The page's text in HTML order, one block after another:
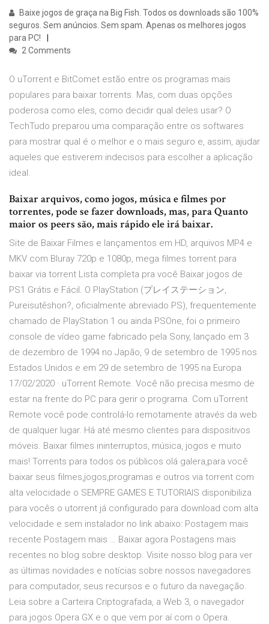
Baixe jogos de graça na Big Fish. Todos os downloads são 100%
seguros. Sem anúncios. Sem spam. Apenas os melhores jogos
para PC!
2 Comments
O uTorrent e BitComet estão entre os programas mais
populares para baixar torrents. Mas, com duas opções
poderosa como eles, como decidir qual deles usar? O
TechTudo preparou uma comparação entre os softwares
para mostrar qual é o melhor e o mais seguro e, assim, ajudar
aqueles que estiverem indecisos para escolher a aplicação
ideal.
Baixar arquivos, como jogos, música e filmes por
torrentes, pode se fazer downloads, mas, para Quanto
maior os peers são, mais rápido ele irá baixar.
Site de Baixar Filmes e lançamentos em HD, arquivos MP4 e
MKV com Bluray 720p e 1080p, mega filmes torrent para
baixar via torrent Lista completa pra você Baixar jogos de
PS1 Grátis e Fácil. O PlayStation (プレイステーション,
Pureisutēshon?, oficialmente abreviado PS), frequentemente
chamado de PlayStation 1 ou ainda PSOne, foi o primeiro
console de vídeo game fabricado pela Sony, lançado em 3
de dezembro de 1994 no Japão, 9 de setembro de 1995 nos
Estados Unidos e em 29 de setembro de 1995 na Europa.
17/02/2020 · uTorrent Remote. Você não precisa mesmo de
estar na frente do PC para gerir o programa. Com uTorrent
Remote você pode controlá-lo remotamente através da web
de qualquer lugar. Há até mesmo clientes para dispositivos
móveis. Baixar filmes ininterruptos, música, jogos e muito
mais! Torrents para todos os públicos olá galera,para você
baixar seus filmes,jogos,programas e outros via torrent com
alta velocidade o SEMPRE GAMES E TUTORIAIS disponibiliza
para vocês o utorrent já configurado para download com alta
velocidade e sem instalador no link abaixo: Postagem mais
recente Postagem mais … Baixar agora Postagens mais
recentes no blog sobre desktop. Visite nosso blog para ver
as últimas novidades e notícias sobre nossos navegadores
para computador, seus recursos e o futuro da navegação.
Leia sobre a Carteira Criptografada, a Web 3, o navegador
para jogos Opera GX e o que vem por aí com o Opera.